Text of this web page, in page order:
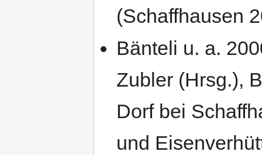
(Schaffhausen
Bänteli u. a.
Zubler (Hrsg.),
Dorf bei
und